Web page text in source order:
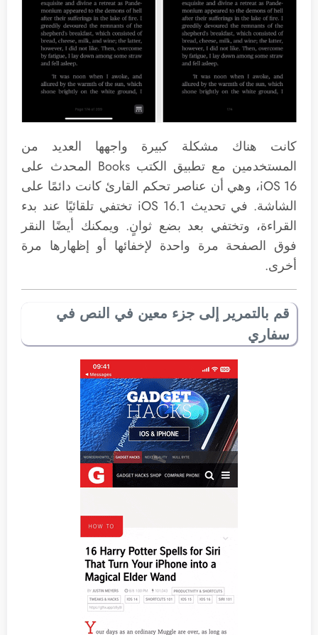
كانت هناك مشكلة كبيرة واجهها العديد من
المستخدمين مع تطبيق الكتب Books المحدث على
iOS 16، وهي أن عناصر تحكم القارئ كانت دائمًا على
الشاشة. في تحديث iOS 16.1 تختفي تلقائيًا عند بدء
القراءة، وتختفي بعد بضع ثوانٍ. ويمكنك أيضًا النقر
فوق الصفحة مرة واحدة لإخفائها أو إظهارها مرة
أخرى.
قم بالتمرير إلى جزء معين في النص في
سفاري